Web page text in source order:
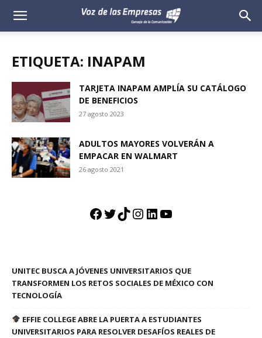
Voz
Empresas
ETIQUETA: INAPAM
TARJETA INAPAM AMPLÍA SU CATÁLOGO
DE BENEFICIOS
27 agosto 2023
ADULTOS MAYORES VOLVERÁN A
EMPACAR EN WALMART
26 agosto 2021
Facebook
Twitter
TikTok
Instagram
LinkedIn
YouTube
UNITEC BUSCA A JÓVENES UNIVERSITARIOS QUE
TRANSFORMEN LOS RETOS SOCIALES DE MÉXICO CON
TECNOLOGÍA
EFFIE COLLEGE ABRE LA PUERTA A ESTUDIANTES
UNIVERSITARIOS PARA RESOLVER DESAFÍOS REALES DE